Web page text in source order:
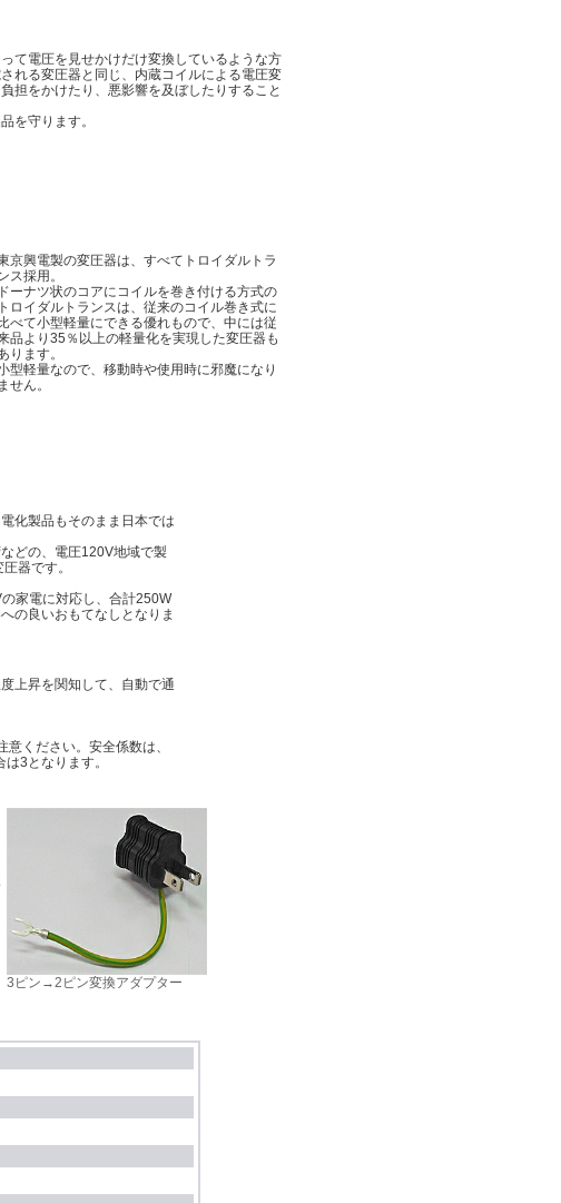
て電圧を見せかけだけ変換しているような方
れる変圧器と同じ、内蔵コイルによる電圧変
担をかけたり、悪影響を及ぼしたりすること
を守ります。
京興電製の変圧器は、すべてトロイダルトラ
ス採用。
ドーナツ状のコアにコイルを巻き付ける方式の
トロイダルトランスは、従来のコイル巻き式に
比べて小型軽量にできる優れもので、中には従
品より35％以上の軽量化を実現した変圧器も
ります。
型軽量なので、移動時や使用時に邪魔になり
ません。
化製品もそのまま日本では
どの、電圧120V地域で製
器です。
家電に対応し、合計250W
の良いおもてなしとなりま
上昇を関知して、自動で通
ください。安全係数は、
3となります。
3ピン→2ピン変換アダプター